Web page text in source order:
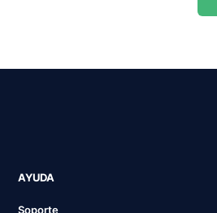
AYUDA
Soporte